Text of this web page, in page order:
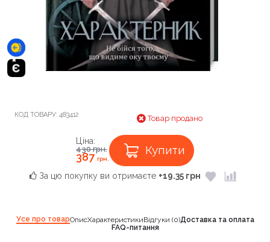
КОД ТОВАРУ: 483412 Товар продано
Ціна:
430грн.
387грн.
Купити
За цю покупку ви отримаєте +19.35 грн
Усе про товарОписХарактеристикиВідгуки (0)Доставка та оплата
FAQ-питання